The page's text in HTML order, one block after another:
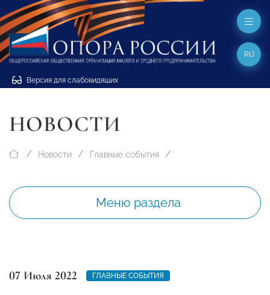
Версия для слабовидящих
RU
НОВОСТИ
Новости Главные события
Меню раздела
07 Июля 2022 ГЛАВНЫЕ СОБЫТИЯ